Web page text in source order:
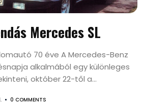
Mercedes SL
70 éve A Mercedes-Benz
alkalmából egy különleges
október 22-től a...
0 COMMENTS